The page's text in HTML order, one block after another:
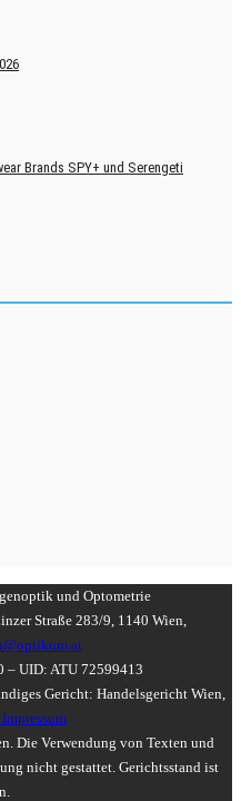
Brands SPY+ und Serengeti
und Optometrie
Straße 283/9, 1140 Wien,
– UID: ATU 72599413
Gericht: Handelsgericht Wien,
Die Verwendung von Texten und
nicht gestattet. Gerichtsstand ist